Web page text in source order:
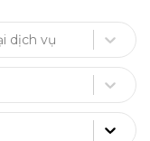
dịch vụ